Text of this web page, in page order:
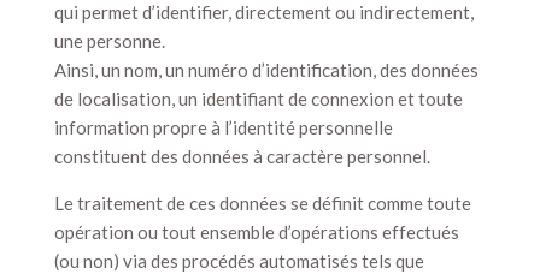
qui permet d’identifier, directement ou indirectement,
une personne.
Ainsi, un nom, un numéro d’identification, des données
de localisation, un identifiant de connexion et toute
information propre à l’identité personnelle
constituent des données à caractère personnel.
Le traitement de ces données se définit comme toute
opération ou tout ensemble d’opérations effectués
(ou non) via des procédés automatisés tels que